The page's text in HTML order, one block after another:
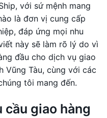
với sứ mệnh mang
là đơn vị cung cấp
đáp ứng mọi nhu
này sẽ làm rõ lý do vì
đầu cho dịch vụ giao
Vũng Tàu, cùng với các
tôi mang đến.
cầu giao hàng